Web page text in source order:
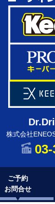
株式会社
ご予約
お問合せ